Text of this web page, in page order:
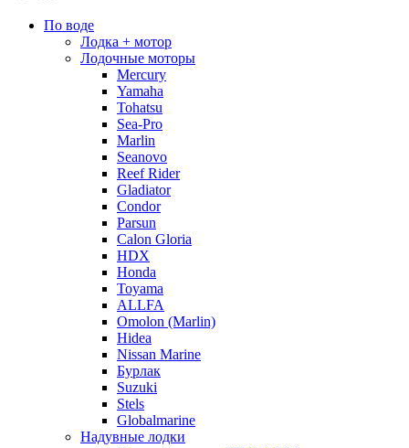
По воде
Лодка + мотор
Лодочные моторы
Mercury
Yamaha
Tohatsu
Sea-Pro
Marlin
Seanovo
Reef Rider
Gladiator
Condor
Parsun
Calon Gloria
HDX
Honda
Toyama
ALLFA
Omolon (Marlin)
Hidea
Nissan Marine
Бурлак
Suzuki
Stels
Globalmarine
Надувные лодки